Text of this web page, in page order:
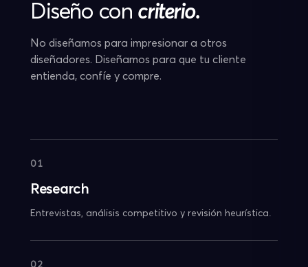
Diseño con criterio.
No diseñamos para impresionar a otros
diseñadores. Diseñamos para que tu cliente
entienda, confíe y compre.
01
Research
Entrevistas, análisis competitivo y revisión heurística.
02